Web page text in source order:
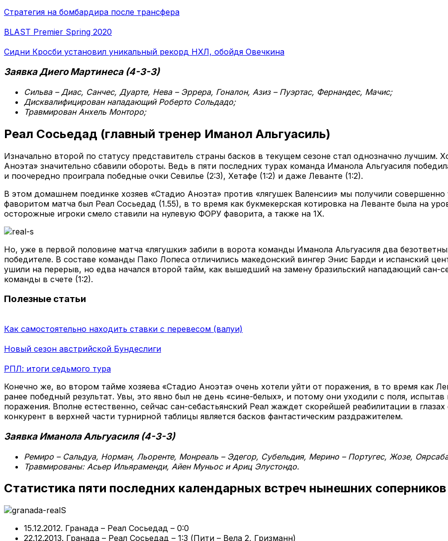
Стратегия на бомбардира после трансфера
BLAST Premier Spring 2020
Сидни Кросби установил уникальный рекорд НХЛ, обойдя Овечкина
Заявка Диего Мартинеса (4-3-3)
Сильва – Диас, Санчес, Дуарте, Нева – Эррера, Гоналон, Азиз – Пуэртас, Фернандес, Мачис;
Дисквалифицирован нападающий Роберто Сольдадо;
Травмирован Анхель Монторо;
Реал Сосьедад (главный тренер Иманол Альгуасиль)
Изначально второй по статусу представитель страны басков в текущем сезоне стал однозначно лучшим.
Аноэта» значительно сбавили обороты. Ведь в пяти последних турах команда Иманола Альгуасиля
и поочередно проиграла победные очки Севилье (2:3), Хетафе (1:2) и даже Леванте (1:2).
В этом домашнем поединке хозяев «Стадио Аноэта» против «лягушек Валенсии» мы получили совершенно
фаворитом матча был Реал Сосьедад (1.55), в то время как букмекерская котировка на Леванте была на
осторожные игроки смело ставили на нулевую ФОРУ фаворита, а также на 1Х.
Но, уже в первой половине матча «лягушки» забили в ворота команды Иманола Альгуасиля два
победителе. В составе команды Пако Лопеса отличились македонский вингер Энис Барди и испанский
ушили на перерыв, но едва начался второй тайм, как вышедший на замену бразильский нападающий сан-
команды в счете (1:2).
Полезные статьи
Как самостоятельно находить ставки с перевесом (валуи)
Новый сезон австрийской Бундеслиги
РПЛ: итоги седьмого тура
Конечно же, во втором тайме хозяева «Стадио Аноэта» очень хотели уйти от поражения, в то время как
ранее победный результат. Увы, это явно был не день «сине-белых», и потому они уходили с поля, испытав
поражения. Вполне естественно, сейчас сан-себастьянский Реал жаждет скорейшей реабилитации в
конкурент в верхней части турнирной таблицы является басков фантастическим раздражителем.
Заявка Иманола Альгуасиля (4-3-3)
Ремиро – Сальдуа, Норман, Льоренте, Монреаль – Эдегор, Субельдия, Мерино – Португес, Жозе,
Травмированы: Асьер Ильяраменди, Айен Муньос и Ариц Элустондо.
Статистика пяти последних календарных встреч нынешних
15.12.2012. Гранада – Реал Сосьедад – 0:0
22.12.2013. Гранада – Реал Сосьедад – 1:3 (Пити – Вела 2, Гризманн)